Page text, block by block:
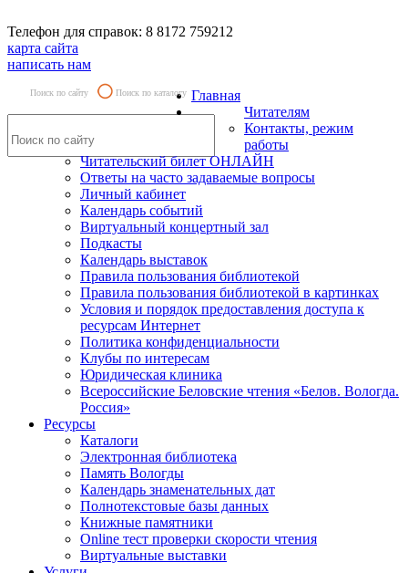
Телефон для справок: 8 8172 759212
карта сайта
написать нам
Поиск по сайту Поиск по каталогу Главная
Читателям
Контакты, режим
работы
Читательский билет ОНЛАЙН
Ответы на часто задаваемые вопросы
Личный кабинет
Календарь событий
Виртуальный концертный зал
Подкасты
Календарь выставок
Правила пользования библиотекой
Правила пользования библиотекой в картинках
Условия и порядок предоставления доступа к
ресурсам Интернет
Политика конфиденциальности
Клубы по интересам
Юридическая клиника
Всероссийские Беловские чтения «Белов. Вологда.
Россия»
Ресурсы
Каталоги
Электронная библиотека
Память Вологды
Календарь знаменательных дат
Полнотекстовые базы данных
Книжные памятники
Online тест проверки скорости чтения
Виртуальные выставки